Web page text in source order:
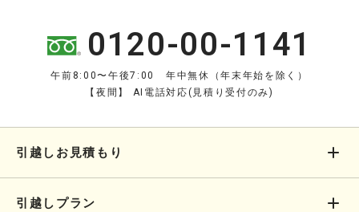
0120-00-1141
午前8:00〜午後7:00 年中無休（年末年始を除く）
【夜間】 AI電話対応(見積り受付のみ)
引越しお見積もり
引越しプラン